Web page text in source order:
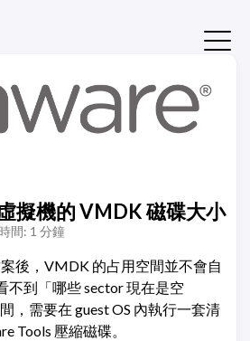
擬機的 VMDK 磁碟大小
間: 1 分鐘
後，VMDK 的占用空間並不會自
到「哪些 sector 現在是空
，需要在 guest OS 內執行一套清
Tools 壓縮磁碟。